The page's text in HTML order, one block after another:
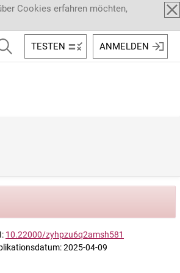
Cookies erfahren möchten,
TESTEN ANMELDEN
10.22000/zyhpzu6q2amsh581
2025-04-09